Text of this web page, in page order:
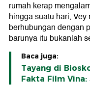
rumah kerap
hingga suatu hari,
berhubungan dengan
barunya itu bukanlah
Baca juga:
Tayang di
Fakta Film